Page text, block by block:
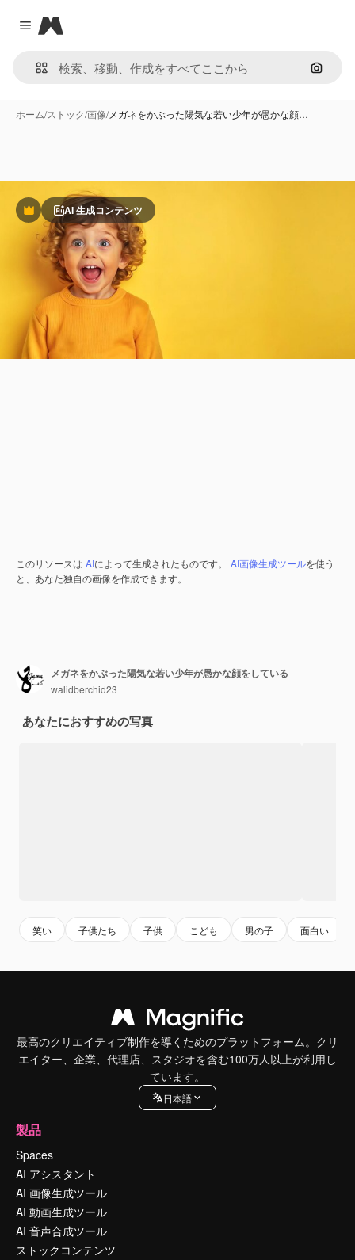
Close menu
Magnific
画像で
ホーム/ストック/画像/メガネをかぶった陽気な若い少年が愚かな顔…
PremiumAI 生成コンテンツ
このリソースは AIによって生成されたものです。 AI画像生成ツールを使う
と、あなた独自の画像を作成できます。
メガネをかぶった陽気な若い少年が愚かな顔をしている
walidberchid23
あなたにおすすめの写真
笑い 子供たち 子供 こども 男の子 面白い
最高のクリエイティブ制作を導くためのプラットフォーム。クリ
エイター、企業、代理店、スタジオを含む100万人以上が利用し
ています。
日本語
製品
Spaces
AI アシスタント
AI 画像生成ツール
AI 動画生成ツール
AI 音声合成ツール
ストックコンテンツ